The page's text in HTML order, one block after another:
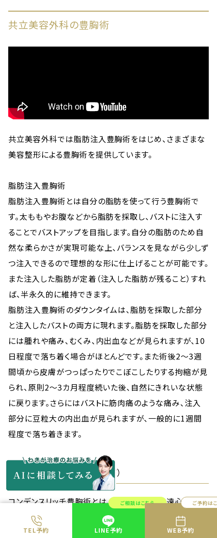
TEL予約
ご相談はこちら
LINE予約
ご予約は
WEB予約
共立美容外科の豊胸術
共立美容外科では脂肪注入豊胸術をはじめ、さまざまな
美容整形による豊胸術を提供しています。
脂肪注入豊胸術
脂肪注入豊胸術とは自分の脂肪を使って行う豊胸術で
す。太ももやお腹などから脂肪を採取し、バストに注入す
ることでバストアップを目指します。自分の脂肪のため自
然な柔らかさが実現可能な上、バランスを見ながら少しず
つ注入できるので理想的な形に仕上げることが可能です。
また注入した脂肪が定着（注入した脂肪が残ること）すれ
ば、半永久的に維持できます。
脂肪注入豊胸術のダウンタイムは、脂肪を採取した部分
と注入したバストの両方に現れます。脂肪を採取した部分
には腫れや痛み、むくみ、内出血などが見られますが、10
日程度で落ち着く場合がほとんどです。また術後2～3週
間頃から皮膚がつっぱったりでこぼこしたりする拘縮が見
られ、原則2～3カ月程度続いた後、自然にきれいな状態
に戻ります。さらにはバストに筋肉痛のような痛み、注入
部分に豆粒大の内出血が見られますが、一般的に1週間
程度で落ち着きます。
コンデンスリッチ豊胸術（CRF）
コンデンスリッチ豊胸術とは、採取した脂肪を遠心分離機
にかけ、死活細胞や老化細胞を取り除いた良質な脂肪の
みを抽出して胸に再注入する豊胸術です。脂肪注入豊胸